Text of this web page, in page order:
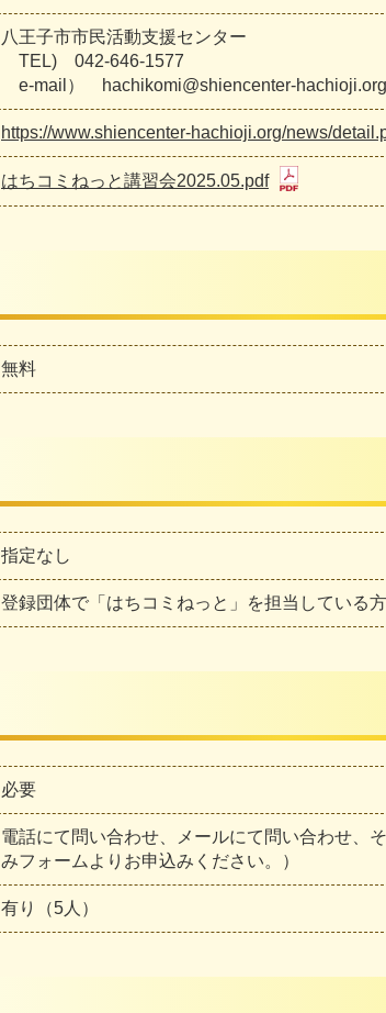
八王子市市民活動支援センター
TEL) 042-646-1577
e-mail） hachikomi@shiencenter-hachioji.org
https://www.shiencenter-hachioji.org/news/
はちコミねっと講習会2025.05.pdf
無料
指定なし
登録団体で「はちコミねっと」を担当している方
必要
電話にて問い合わせ、メールにて問い合わせ、
みフォームよりお申込みください。）
有り（5人）